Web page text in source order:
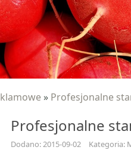
» Profesjonalne
Profesjonalne
Dodano: 2015-09-02 Kategoria: